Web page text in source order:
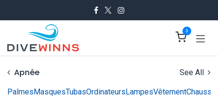
0
Apnée See All
PalmesMasquesTubasOrdinateursLampesVêtement